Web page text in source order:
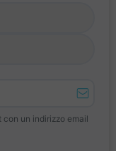
un indirizzo email